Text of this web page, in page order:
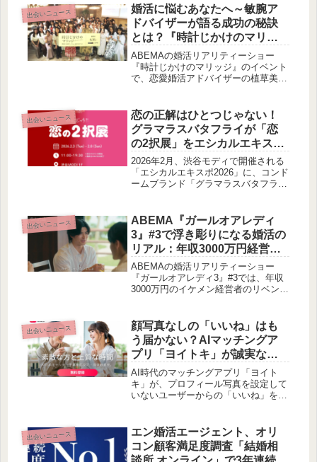
ぞれのイラストを披露し、番組への期
待感を高めています。本記事では、番
組の魅力や期間限定コラボレーション
企画についてご紹介します。
出会いニュース
婚活に悩むあなたへ～敏腕ア
ドバイザーが語る成功の秘訣
とは？『時計じかけのマリッ
ジ』イベントレポート
ABEMAの婚活リアリティーショー
『時計じかけのマリッジ』のイベント
で、恋愛婚活アドバイザーの植草美幸
たいか」を決め、婚活に時間を割くこ
と。実践的なアドバイスが満載のトー
クショーをレポートします。
出会いニュース
恋の正解はひとつじゃない！
グラマラスバタフライが「恋
の2択展」をエシカルエキスポ
で開催！
2026年2月、渋谷モディで開催される
「エシカルエキスポ2026」に、コンド
ームブランド「グラマラスバタフラ
票などを通じて、恋の多様な価値観に
触れることができるイベントです。
出会いニュース
ABEMA『ガールオアレディ
3』#3で浮き彫りになる婚活の
リアル：年収3000万円経営者
の急接近と30代女性の葛藤
ABEMAの婚活リアリティーショー
『ガールオアレディ3』#3では、年収
3000万円のイケメン経営者のリベンジ
の現実が描かれました。恋愛と結婚の
間に揺れ動く参加者たちのリアルな感
情を、賢作の視点からご紹介します。
出会いニュース
顔写真なしの「いいね」はも
う届かない？AIマッチングア
プリ「ヨイトキ」が誠実な出
会いを守る新設計を導入
AI時代のマッチングアプリ「ヨイト
キ」が、プロフィール写真を設定して
いないユーザーからの「いいね」を自
は反応しないという実態を受け、コミ
ュニティ全体の誠実さを高めるための
プラットフォーム設計について解説し
出会いニュース
エン婚活エージェント、オリ
コン顧客満足度調査「結婚相